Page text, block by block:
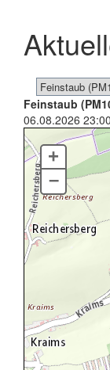
Feinstaub
06.08.2026 23:00
+
–